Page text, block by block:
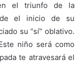
el triunfo de la
el inicio de su
su “sí” oblativo.
niño será como
te atravesará el